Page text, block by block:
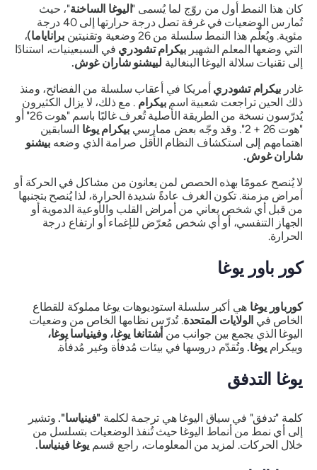
كان هذا النمط أول من روّج لما يُسمى "اليوغا الساخنة"، حيث
تُمارس الوضعيات في غرفة تصل درجة حرارتها إلى 40 درجة
مئوية. ويُعلّم هذا النمط سلسلة من 26 وضعية وتقنيتين
براناياما)،
التي وضعها المعلم الشهيربيكرام تشودريفي السبعينيات، استنادًا
إلى تقنيات سلالة اليوغا البنغاليةلبيشنو شاران غوش.
غادربيكرام تشودريأمريكا في أعقاب سلسلة من الفضائح، ومنذ
ذلك الحين تراجعت شعبية اسمبيكرام. مع ذلك، لا يزال الكثيرون
يُدرّسون نسخة من الطريقة الأصلية تُعرف غالبًا باسم "هوت 26" أو
"هوت 26 + 2". وقد وجّه بعض ممارسي
بيكرام يوغاالسابقين
اهتمامهم إلى استكشاف النظام الأقل صرامة الذي وضعهبيشنو
شاران غوش.
لا يُنصح عمومًا بهذه الحصص لمن يعانون من مشاكل في الحركة أو
أمراض مزمنة. تكون الغرف عادةً شديدة الحرارة، لذا يُنصح بتجنبها
من قبل أي شخص يعاني من أمراض القلب والأوعية الدموية أو
الجهاز التنفسي، أو أي شخص مُعرّض للإغماء أو ارتفاع درجة
الحرارة.
كور باور يوغا
كورباور يوغاهي أكبر سلسلة استوديوهات يوغا مملوكة للقطاع
الخاص في الولايات المتحدة. تُدرّس نظامها الخاص من وضعيات
اليوغا الذي يجمع بين جوانب منأشتانغا يوغا، وفينياسا يوغا،
وبيكراميوغا.وتُقدّم دروسها في بيئات مُدفأة وغير مُدفأة.
يوغا التدفق
كلمة "تدفق" في سياق اليوغا هي ترجمة لكلمة"فينياسا".وتشير
إلى أي نمط من أنماط اليوغا حيث تُنفذ الوضعيات بتسلسل من
خلال الحركات. لمزيد من المعلومات، راجع قسميوغا فينياسا.